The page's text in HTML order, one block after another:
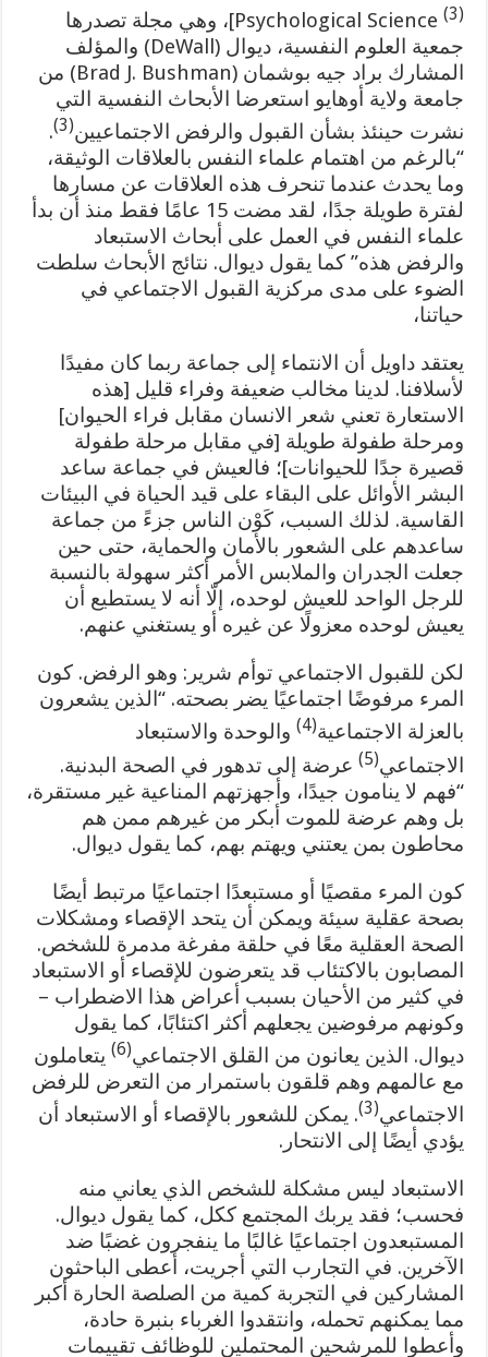
Psychological Science (3)
]، وهي مجلة تصدرها
جمعية العلوم النفسية، ديوال (DeWall) والمؤلف
المشارك براد جيه بوشمان (Brad J. Bushman) من
جامعة ولاية أوهايو استعرضا الأبحاث النفسية التي
نشرت حينئذ بشأن القبول والرفض الاجتماعيين(3)
.
“بالرغم من اهتمام علماء النفس بالعلاقات الوثيقة،
وما يحدث عندما تنحرف هذه العلاقات عن مسارها
لفترة طويلة جدًا، لقد مضت 15 عامًا فقط منذ أن بدأ
علماء النفس في العمل على أبحاث الاستبعاد
والرفض هذه” كما يقول ديوال. نتائج الأبحاث سلطت
الضوء على مدى مركزية القبول الاجتماعي في
حياتنا،
يعتقد داويل أن الانتماء إلى جماعة ربما كان مفيدًا
لأسلافنا. لدينا مخالب ضعيفة وفراء قليل [هذه
الاستعارة تعني شعر الانسان مقابل فراء الحيوان]
ومرحلة طفولة طويلة [في مقابل مرحلة طفولة
قصيرة جدًا للحيوانات]؛ فالعيش في جماعة ساعد
البشر الأوائل على البقاء على قيد الحياة في البيئات
القاسية. لذلك السبب، كَوْن الناس جزءً من جماعة
ساعدهم على الشعور بالأمان والحماية، حتى حين
جعلت الجدران والملابس الأمر أكثر سهولة بالنسبة
للرجل الواحد للعيش لوحده، إلّا أنه لا يستطيع أن
يعيش لوحده معزولًا عن غيره أو يستغني عنهم.
لكن للقبول الاجتماعي توأم شرير: وهو الرفض. كون
المرء مرفوضًا اجتماعيًا يضر بصحته. “الذين يشعرون
بالعزلة الاجتماعية(4)
والوحدة والاستبعاد
الاجتماعي(5)
عرضة إلى تدهور في الصحة البدنية.
“فهم لا ينامون جيدًا، وأجهزتهم المناعية غير مستقرة،
بل وهم عرضة للموت أبكر من غيرهم ممن هم
محاطون بمن يعتني ويهتم بهم، كما يقول ديوال.
كون المرء مقصيًا أو مستبعدًا اجتماعيًا مرتبط أيضًا
بصحة عقلية سيئة ويمكن أن يتحد الإقصاء ومشكلات
الصحة العقلية معًا في حلقة مفرغة مدمرة للشخص.
المصابون بالاكتئاب قد يتعرضون للإقصاء أو الاستبعاد
في كثير من الأحيان بسبب أعراض هذا الاضطراب –
وكونهم مرفوضين يجعلهم أكثر اكتئابًا، كما يقول
ديوال. الذين يعانون من القلق الاجتماعي(6)
يتعاملون
مع عالمهم وهم قلقون باستمرار من التعرض للرفض
الاجتماعي(3)
. يمكن للشعور بالإقصاء أو الاستبعاد أن
يؤدي أيضًا إلى الانتحار.
الاستبعاد ليس مشكلة للشخص الذي يعاني منه
فحسب؛ فقد يربك المجتمع ككل، كما يقول ديوال.
المستبعدون اجتماعيًا غالبًا ما ينفجرون غضبًا ضد
الآخرين. في التجارب التي أجريت، أعطى الباحثون
المشاركين في التجربة كمية من الصلصة الحارة أكبر
مما يمكنهم تحمله، وانتقدوا الغرباء بنبرة حادة،
وأعطوا للمرشحين المحتملين للوظائف تقييمات